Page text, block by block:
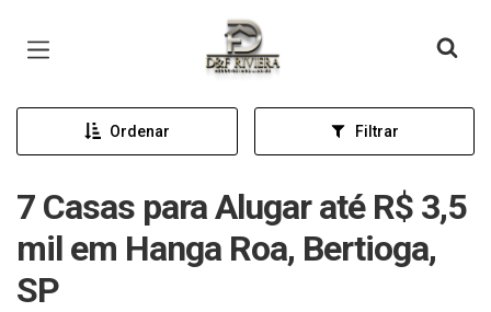
Página inicial
Ordenar Filtrar
7 Casas para Alugar até R$ 3,5
mil em Hanga Roa, Bertioga,
SP